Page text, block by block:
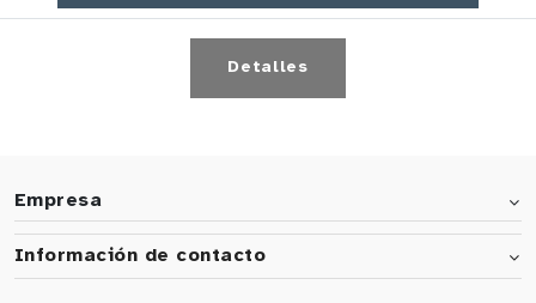
Detalles
Empresa
Información de contacto